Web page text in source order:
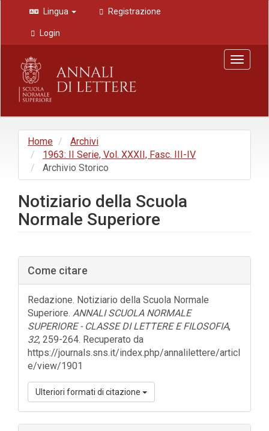
Navigazione
principale
Contenuto
principale
Barra
laterale
Lingua Registrazione
Login
Toggle
Home
Archivi
1963: II Serie, Vol. XXXII, Fasc. III-IV
Archivio Storico
Notiziario della Scuola
Normale Superiore
Barra
laterale
dell'articolo
Come citare
Redazione. Notiziario della Scuola Normale
Superiore. ANNALI SCUOLA NORMALE
SUPERIORE - CLASSE DI LETTERE E FILOSOFIA,
32, 259-264. Recuperato da
https://journals.sns.it/index.php/annalilettere/articl
e/view/1901
Ulteriori formati di citazione